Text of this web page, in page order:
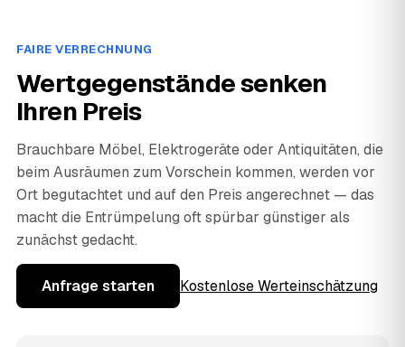
FAIRE VERRECHNUNG
Wertgegenstände senken
Ihren Preis
Brauchbare Möbel, Elektrogeräte oder Antiquitäten, die
beim Ausräumen zum Vorschein kommen, werden vor
Ort begutachtet und auf den Preis angerechnet — das
macht die Entrümpelung oft spürbar günstiger als
zunächst gedacht.
Anfrage starten Kostenlose Werteinschätzung